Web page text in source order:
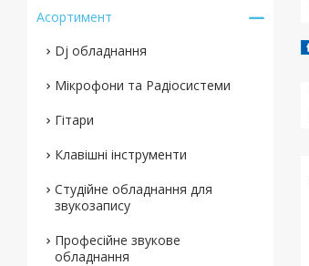
Асортимент
Dj обладнання
Мікрофони та Радіосистеми
Гітари
Клавішні інструменти
Студійне обладнання для
звукозапису
Професійне звукове
обладнання